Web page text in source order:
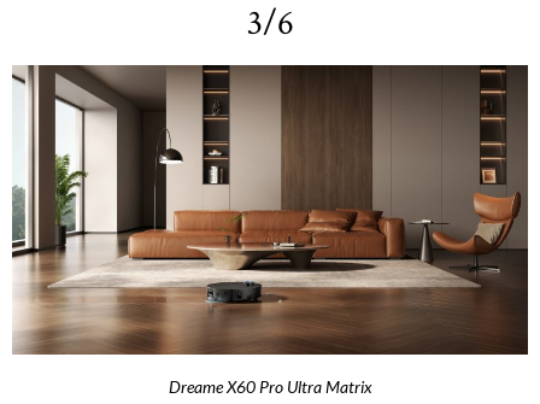
3/6
Dreame X60 Pro Ultra Matrix